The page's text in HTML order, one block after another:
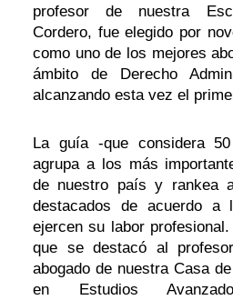
profesor de nuestra
Cordero, fue elegido por
como uno de los mejores
ámbito de Derecho
alcanzando esta vez el
La guía -que considera
agrupa a los más
de nuestro país y rankea
destacados de acuerdo a
ejercen su labor
que se destacó al
abogado de nuestra Casa
en Estudios